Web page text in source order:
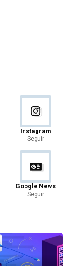
Instagram
Seguir
Google News
Seguir